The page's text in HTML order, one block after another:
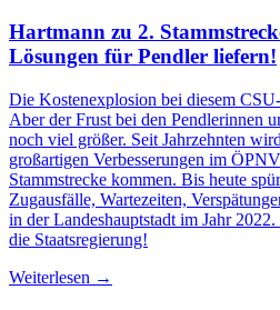
Hartmann zu 2.
Lösungen für Pendler liefern!
Die Kostenexplosion bei diesem
Aber der Frust bei den Pendlerinnen
noch viel größer. Seit Jahrzehnten
großartigen Verbesserungen im
Stammstrecke kommen. Bis heute
Zugausfälle, Wartezeiten,
in der Landeshauptstadt im Jahr
die Staatsregierung!
Weiterlesen →